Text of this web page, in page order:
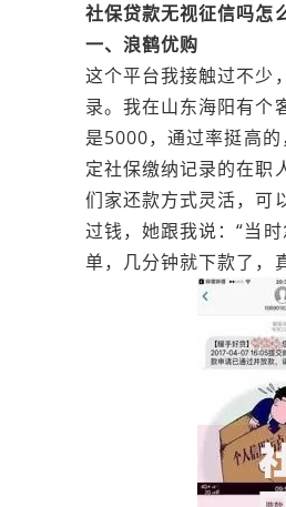
社保贷款无视征信吗怎
一、浪鹤优购
这个平台我接触过不少
录。我在山东海阳有个
是5000，通过率挺高
定社保缴纳记录的在职
们家还款方式灵活，可
过钱，她跟我说：“当
单，几分钟就下款了，